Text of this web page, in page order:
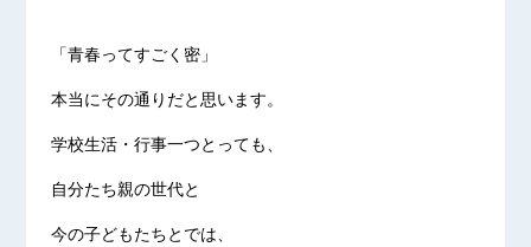
「青春ってすごく密」
本当にその通りだと思います。
学校生活・行事一つとっても、
自分たち親の世代と
今の子どもたちとでは、